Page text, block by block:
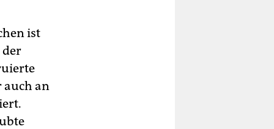
ist
der
auch an